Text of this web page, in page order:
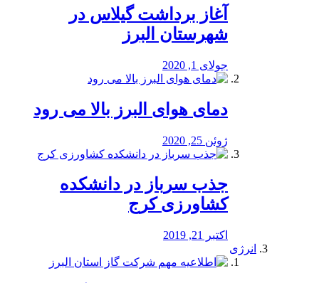
آغاز برداشت گیلاس در
شهرستان البرز
جولای 1, 2020
دمای هوای البرز بالا می رود
ژوئن 25, 2020
جذب سرباز در دانشکده
کشاورزی کرج
اکتبر 21, 2019
انرژی